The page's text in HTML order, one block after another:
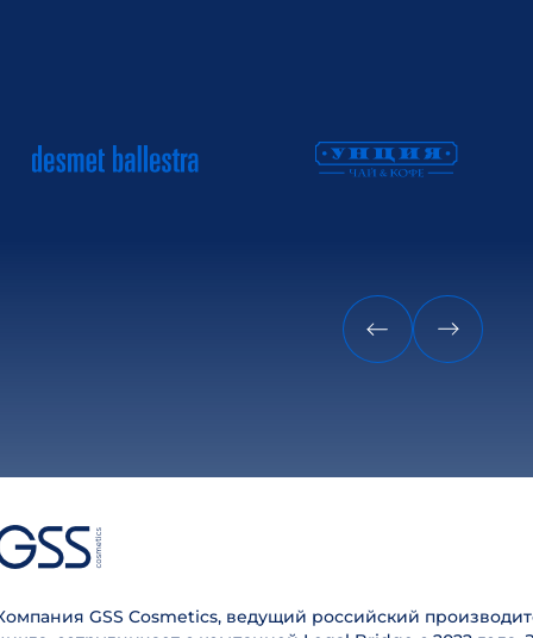
GSS Cosmetics, ведущий российский